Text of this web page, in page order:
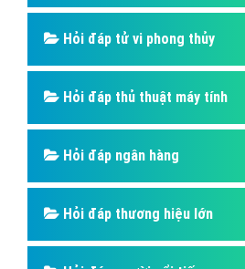
Hỏi đáp tử vi phong thủy
Hỏi đáp thủ thuật máy tính
Hỏi đáp ngân hàng
Hỏi đáp thương hiệu lớn